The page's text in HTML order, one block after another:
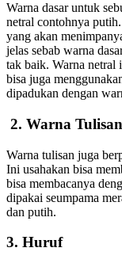
Warna dasar untuk
netral contohnya
yang akan
jelas sebab warna
tak baik. Warna netral
bisa juga
dipadukan dengan
2. Warna Tulisan
Warna tulisan juga
Ini usahakan bisa
bisa membacanya
dipakai seumpama
dan putih.
3. Huruf